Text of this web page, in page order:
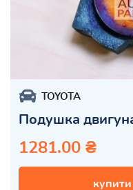
TOYOTA
Подушка
1281.00 ₴
купити